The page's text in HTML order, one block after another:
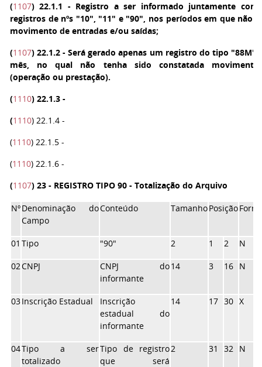
(1107) 22.1.1 - Registro a ser informado juntamente com
registros de nºs "10", "11" e "90", nos períodos em que não
movimento de entradas e/ou saídas;
(1107) 22.1.2 - Será gerado apenas um registro do tipo "88M"
mês, no qual não tenha sido constatada
(operação ou prestação).
(1110) 22.1.3 -
(1110) 22.1.4 -
(1110) 22.1.5 -
(1110) 22.1.6 -
(1107) 23 - REGISTRO TIPO 90 - Totalização do Arquivo
NºDenominação do
Campo
Conteúdo TamanhoPosição
01 Tipo "90" 2 1 2 N
02CNPJ
CNPJ do
informante
14 3 16 N
03Inscrição Estadual
Inscrição
estadual do
informante
14 17 30 X
04Tipo a ser
totalizado
Tipo de registro
que será
2 31 32 N